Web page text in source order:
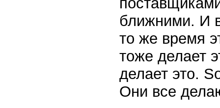
ближними. И
то же время
тоже делает
делает это.
Они все